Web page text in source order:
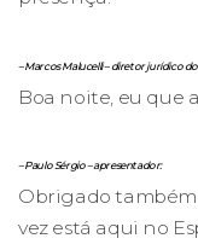
– Marcos Malucelli – diretor jurídico
Boa noite, eu que
– Paulo Sérgio – apresentador:
Obrigado também
vez está aqui no